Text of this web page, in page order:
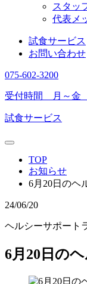
スタッ
代表メ
試食サービス
お問い合わせ
075-602-3200
受付時間 月～金
試食サービス
TOP
お知らせ
6月20日のヘ
24/06/20
ヘルシーサポート
6月20日の